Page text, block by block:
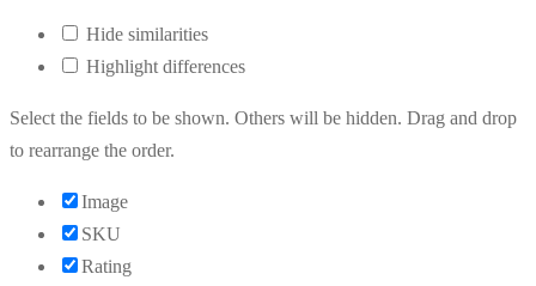
Hide similarities
Highlight differences
Select the fields to be shown. Others will be hidden. Drag and drop
to rearrange the order.
Image
SKU
Rating